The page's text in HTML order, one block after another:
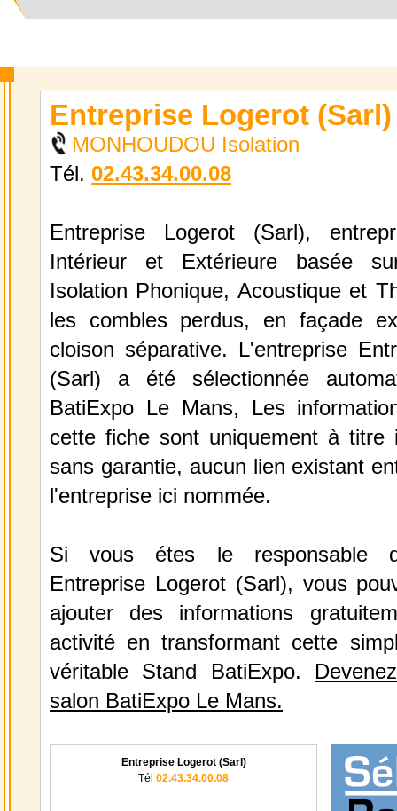
Entreprise Logerot (Sarl)
MONHOUDOU Isolation
Tél. 02.43.34.00.08
Entreprise Logerot (Sarl),
Intérieur et Extérieure basée
Isolation Phonique, Acoustique et
les combles perdus, en façade
cloison séparative. L'entreprise
(Sarl) a été sélectionnée
BatiExpo Le Mans, Les
cette fiche sont uniquement à titre
sans garantie, aucun lien existant
l'entreprise ici nommée.
Si vous étes le responsable
Entreprise Logerot (Sarl), vous
ajouter des informations
activité en transformant cette
véritable Stand BatiExpo.
salon BatiExpo Le Mans.
Entreprise Logerot (Sarl)
Tél 02.43.34.00.08